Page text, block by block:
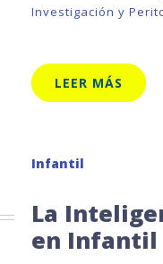
Investigación y
LEER MÁS
Infantil
La
en Infantil